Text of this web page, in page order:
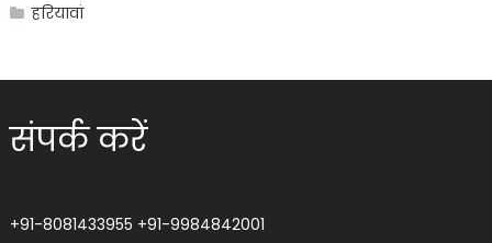
हरियावां
संपर्क करें
+91-8081433955 +91-9984842001